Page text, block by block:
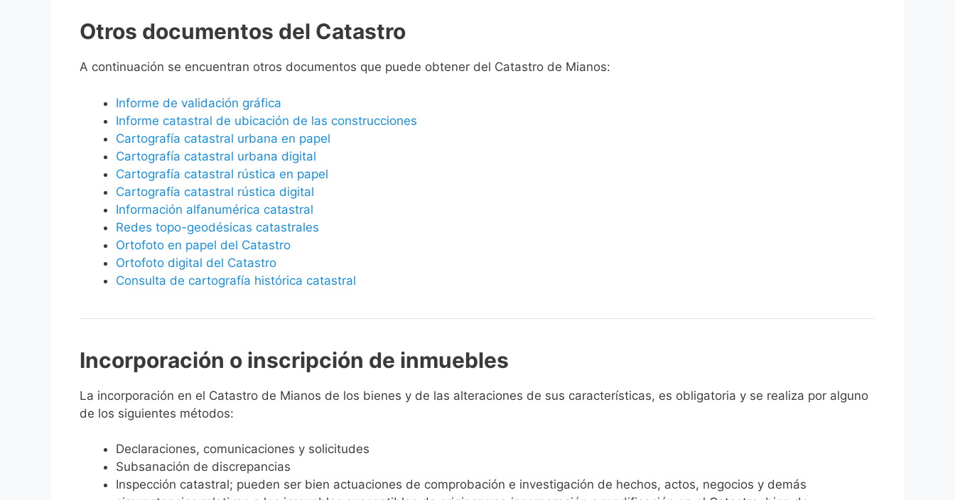
Otros documentos del Catastro
A continuación se encuentran otros documentos que puede obtener del Catastro de Mianos:
Informe de validación gráfica
Informe catastral de ubicación de las construcciones
Cartografía catastral urbana en papel
Cartografía catastral urbana digital
Cartografía catastral rústica en papel
Cartografía catastral rústica digital
Información alfanumérica catastral
Redes topo-geodésicas catastrales
Ortofoto en papel del Catastro
Ortofoto digital del Catastro
Consulta de cartografía histórica catastral
Incorporación o inscripción de inmuebles
La incorporación en el Catastro de Mianos de los bienes y de las alteraciones de sus características, es obligatoria y se realiza por alguno
de los siguientes métodos:
Declaraciones, comunicaciones y solicitudes
Subsanación de discrepancias
Inspección catastral; pueden ser bien actuaciones de comprobación e investigación de hechos, actos, negocios y demás